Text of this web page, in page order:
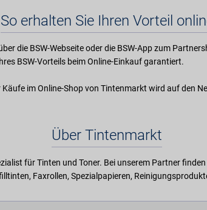
So erhalten Sie Ihren Vorteil
die BSW-Webseite oder die BSW-App zum
BSW-Vorteils beim Online-Einkauf garantiert.
Käufe im Online-Shop von Tintenmarkt wird auf den
Über Tintenmarkt
für Tinten und Toner. Bei unserem Partner finden
Faxrollen, Spezialpapieren,